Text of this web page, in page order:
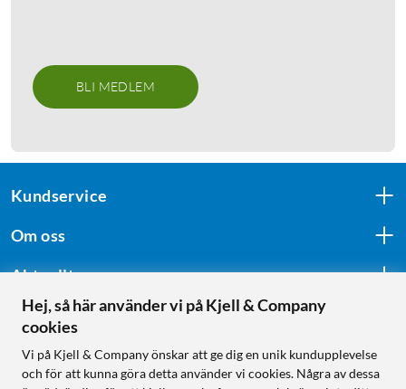
BLI MEDLEM
Kundservice
Om oss
Aktuellt
Följ oss
Hej, så här använder vi på Kjell & Company
cookies
Vi på Kjell & Company önskar att ge dig en unik kundupplevelse
och för att kunna göra detta använder vi cookies. Några av dessa